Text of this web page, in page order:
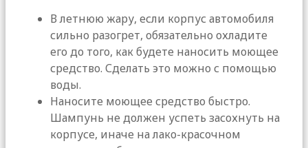
В летнюю жару, если корпус автомобиля
сильно разогрет, обязательно охладите
его до того, как будете наносить моющее
средство. Сделать это можно с помощью
воды.
Наносите моющее средство быстро.
Шампунь не должен успеть засохнуть на
корпусе, иначе на лако-красочном